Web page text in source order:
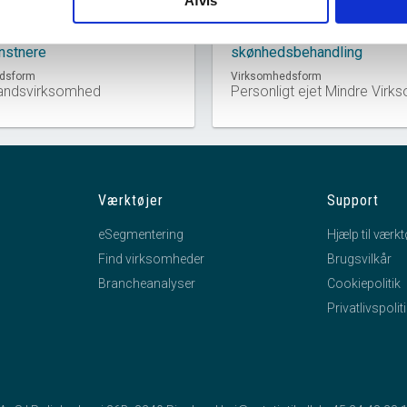
Branche
skønhedsbehandling
Virksomhedsform
Personligt ejet Mindre
Værktøjer
eSegmentering
Find virksomheder
Brancheanalyser
Support
Hjælp til
Brugsvilkår
Cookiepolitik